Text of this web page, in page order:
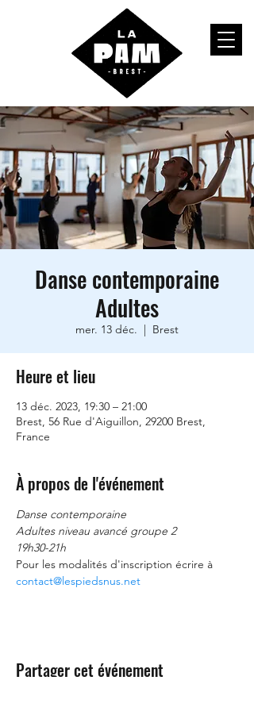
Danse contemporaine
Adultes
mer. 13 déc.
  |
Brest
Heure et lieu
13 déc. 2023, 19:30 – 21:00
Brest, 56 Rue d'Aiguillon, 29200 Brest,
France
À propos de l'événement
Danse contemporaine
Adultes niveau avancé groupe 2
19h30-21h
Pour les modalités d'inscription écrire à
contact@lespiedsnus.net
Partager cet événement